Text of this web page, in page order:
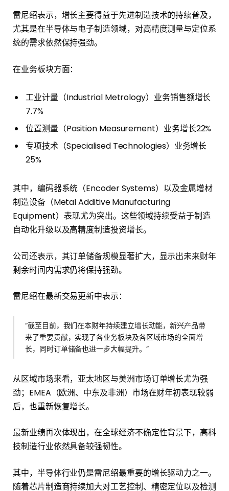
雷尼绍表示，增长主要得益于先进制造技术的持续普及，
尤其是在半导体与电子制造领域，对高精度测量与定位系
统的需求依然保持强劲。
在业务板块方面：
工业计量（Industrial Metrology）业务销售额增长
7.7%
位置测量（Position Measurement）业务增长22%
专项技术（Specialised Technologies）业务增长
25%
其中，编码器系统（Encoder Systems）以及金属增材
制造设备（Metal Additive Manufacturing
Equipment）表现尤为突出。这些领域持续受益于制造
自动化升级以及高精度制造投资增长。
公司还表示，其订单储备规模显著扩大，显示出未来财年
剩余时间内需求仍将保持强劲。
雷尼绍在最新交易更新中表示：
“截至目前，我们在本财年持续建立增长动能，新兴产品带
来了重要贡献，实现了各业务板块及各区域市场的全面增
长，同时订单储备也进一步大幅提升。”
从区域市场来看，亚太地区与美洲市场订单增长尤为强
劲；EMEA（欧洲、中东及非洲）市场在财年初表现较弱
后，也重新恢复增长。
最新业绩再次体现出，在全球经济不确定性背景下，高科
技制造行业依然具备较强韧性。
其中，半导体行业仍是雷尼绍最重要的增长驱动力之一。
随着芯片制造商持续加大对工艺控制、精密定位以及检测